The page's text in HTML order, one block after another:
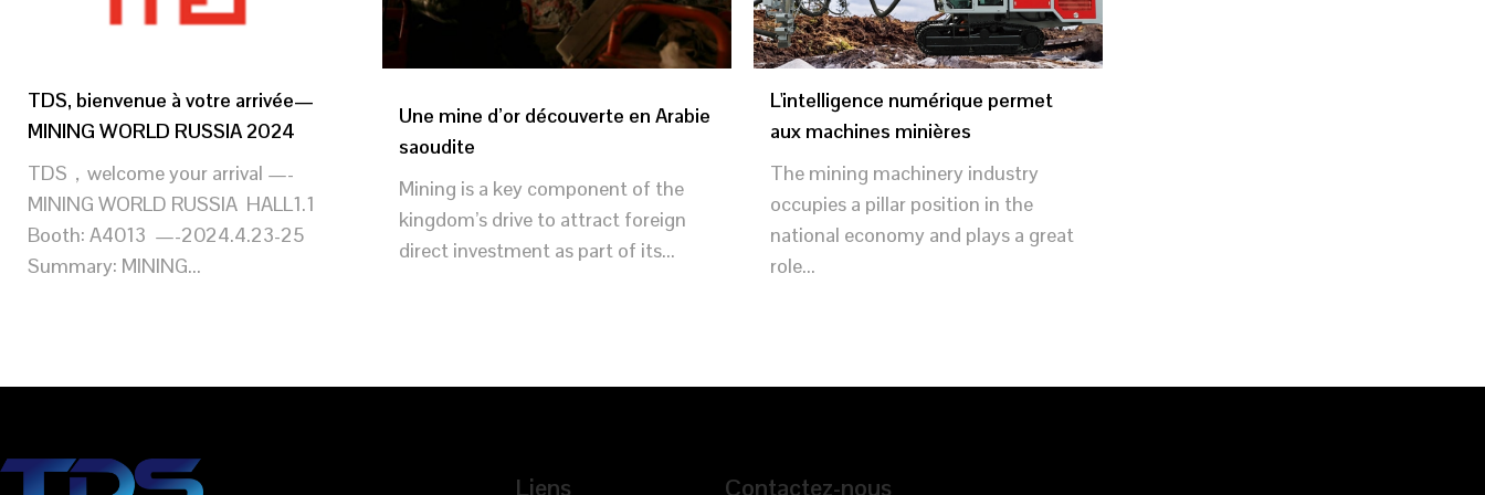
TDS, bienvenue à votre arrivée—
MINING WORLD RUSSIA 2024
TDS，welcome your arrival —-
MINING WORLD RUSSIA HALL1.1
Booth: A4013 —-2024.4.23-25
Summary: MINING...
Une mine d’or découverte en Arabie
saoudite
Mining is a key component of the
kingdom’s drive to attract foreign
direct investment as part of its...
L'intelligence numérique permet
aux machines minières
The mining machinery industry
occupies a pillar position in the
national economy and plays a great
role...
Liens Contactez-nous